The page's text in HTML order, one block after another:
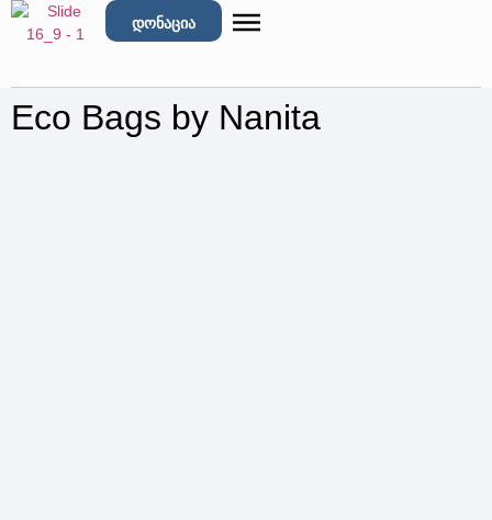
დონაცია
Eco Bags by Nanita